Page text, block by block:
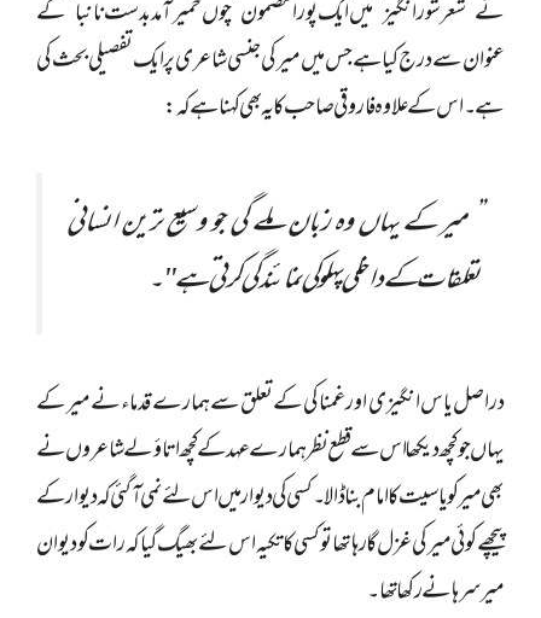
نے” شعر شور انگیز ” میں ایک پورا مضمون ” چوں خمیر آمد بدست نانبا” کے
عنوان سے درج کیا ہے جس میں میر کی جنسی شاعری پر ایک تفصیلی بحث کی
ہے ۔اس کے علاوہ فاروقی صاحب کا یہ بھی کہنا ہے کہ:
” میر کے یہاں وہ زبان ملے گی جو وسیع ترین انسانی
تعلقات کے داخلی پہلو کی نمائندگی کرتی ہے "۔
دراصل یاس انگیزی اور غمناکی کے تعلق سے ہمارے قدماء نے میر کے
یہاں جو کچھ دیکھا اس سے قطع نظر ہمارے عہد کے کچھ اتاؤلے شاعروں نے
بھی میر کو یاسیت کا امام بنا ڈالا ۔کسی کی دیوار میں اس لئے نمی آگئی کہ دیوار کے
پیچھے کوئی میر کی غزل گا رہا تھا تو کسی کا تکیہ اس لئے بھیگ گیا کہ رات کو دیوان
میر سرہانے رکھا تھا۔